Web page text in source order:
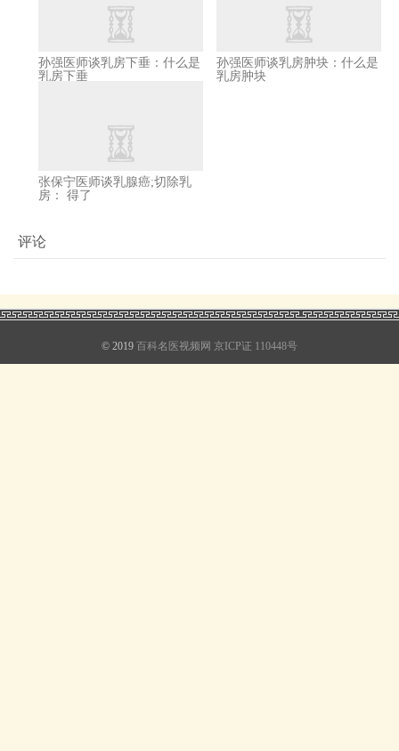
孙强医师谈乳房下垂：什么是
乳房下垂
孙强医师谈乳房肿块：什么是
乳房肿块
张保宁医师谈乳腺癌;切除乳
房： 得了
评论
© 2019 百科名医视频网 京ICP证 110448号